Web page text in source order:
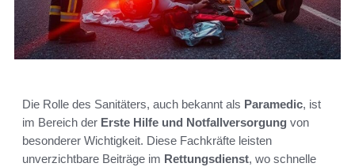
Die Rolle des Sanitäters, auch bekannt als Paramedic, ist
im Bereich der Erste Hilfe und Notfallversorgung von
besonderer Wichtigkeit. Diese Fachkräfte leisten
unverzichtbare Beiträge im Rettungsdienst, wo schnelle